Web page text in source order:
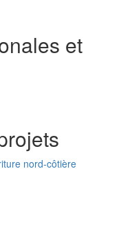
et
nord-côtière